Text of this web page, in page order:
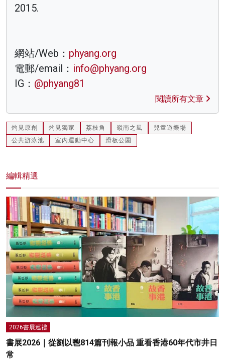
2015.
網站/Web： phyang.org
電郵/email： info@phyang.org
IG： @phyang81
閱讀所有文章
灼見原創 灼見獨家 荔枝角 嶺南之風
兒童遊樂場
公共游泳池
室內運動中心 滑板公園
編輯精選
2026書展巡禮
書展2026｜從劉以鬯814篇刊報小品 重看香港60年代市井日
常